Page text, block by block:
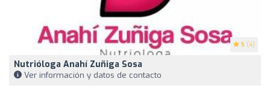
5 (4)
Nutrióloga Anahí Zuñiga Sosa
Ver información y datos de contacto